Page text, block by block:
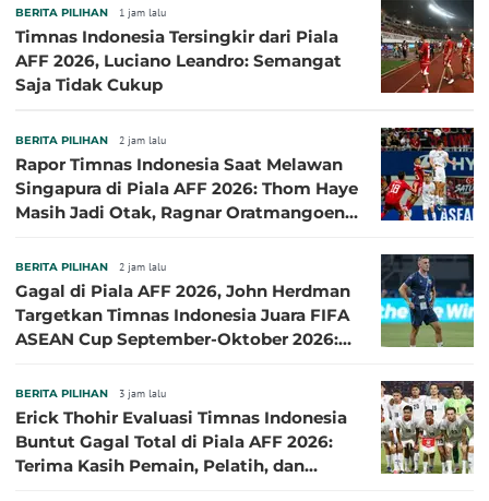
BERITA PILIHAN 1 jam lalu
Timnas Indonesia Tersingkir dari Piala
AFF 2026, Luciano Leandro: Semangat
Saja Tidak Cukup
BERITA PILIHAN 2 jam lalu
Rapor Timnas Indonesia Saat Melawan
Singapura di Piala AFF 2026: Thom Haye
Masih Jadi Otak, Ragnar Oratmangoen
BERITA PILIHAN 2 jam lalu
Gagal di Piala AFF 2026, John Herdman
Targetkan Timnas Indonesia Juara FIFA
ASEAN Cup September-Oktober 2026:
BERITA PILIHAN 3 jam lalu
Erick Thohir Evaluasi Timnas Indonesia
Buntut Gagal Total di Piala AFF 2026:
Terima Kasih Pemain, Pelatih, dan